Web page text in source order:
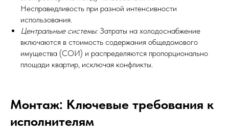
Несправедливость при разной интенсивности
использования.
Центральные системы:Затраты на холодоснабжение
включаются в стоимость содержания общедомового
имущества (СОИ) и распределяются пропорционально
площади квартир, исключая конфликты.
Монтаж: Ключевые требования к
исполнителям